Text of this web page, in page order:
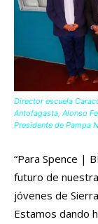
Director escuela
Antofagasta, Alonso
Presidente de Pampa
“Para Spence |
futuro de
jóvenes de
Estamos dando